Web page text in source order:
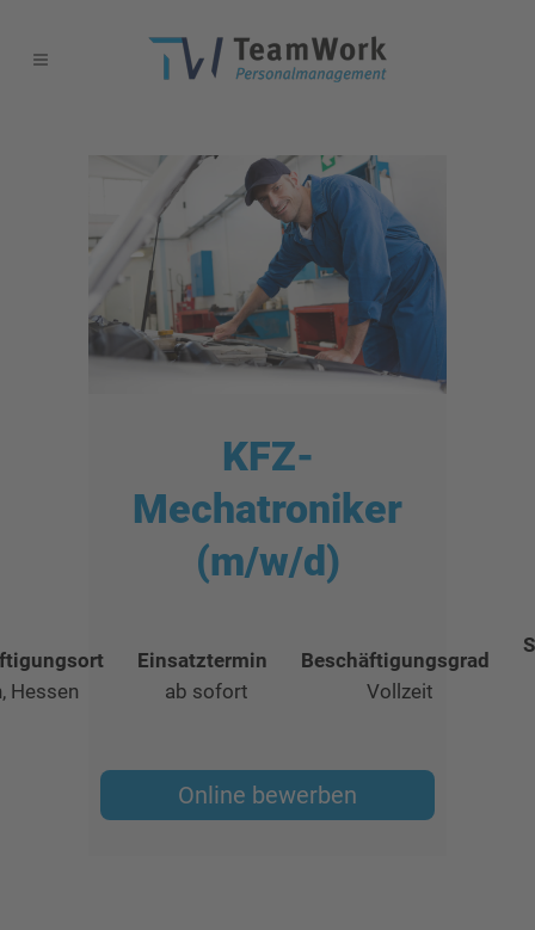
KFZ-
Mechatroniker
(m/w/d)
Hessen
Einsatztermin
ab sofort
Beschäftigungsgrad
Vollzeit
Online bewerben